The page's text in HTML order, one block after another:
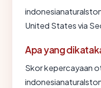
United States via
Apa yang
Skor kepercayaan